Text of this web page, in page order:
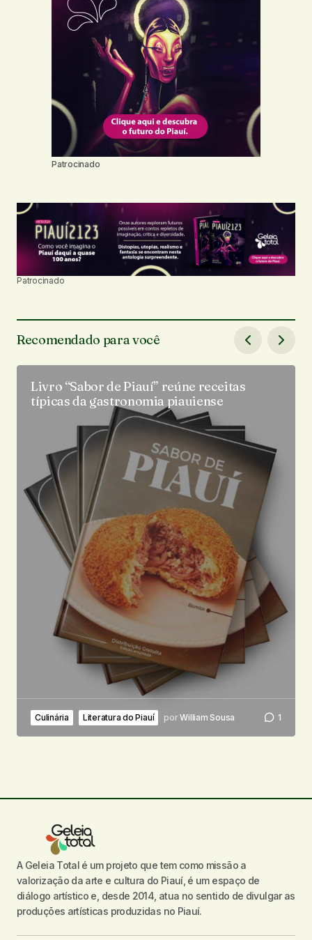
Patrocinado
Patrocinado
Recomendado para você
Livro “Sabor de Piauí” reúne receitas
típicas da gastronomia piauiense
Culinária Literatura do Piauí por William Sousa 1
A Geleia Total é um projeto que tem como missão a
valorização da arte e cultura do Piauí, é um espaço de
diálogo artístico e, desde 2014, atua no sentido de divulgar as
produções artísticas produzidas no Piauí.